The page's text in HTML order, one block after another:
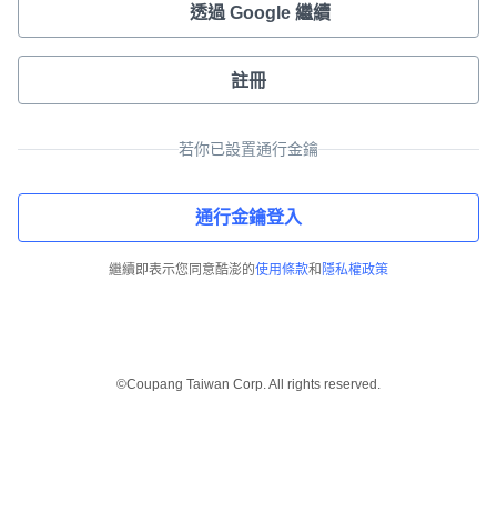
透過 Google 繼續
註冊
若你已設置通行金鑰
通行金鑰登入
繼續即表示您同意酷澎的使用條款和 隱私權政策
©Coupang Taiwan Corp. All rights reserved.